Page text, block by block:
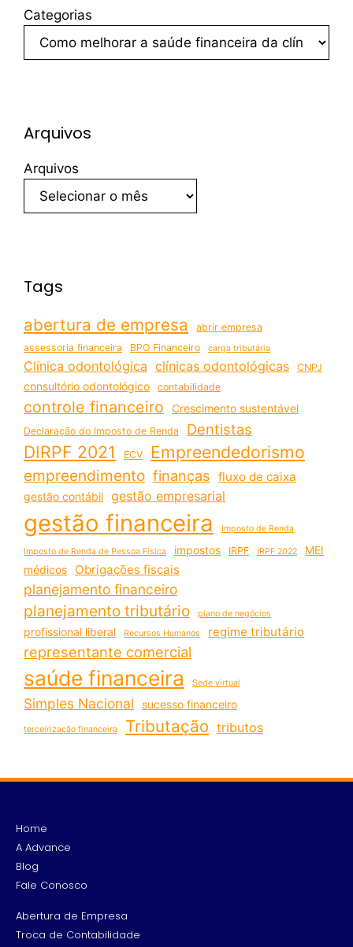
Categorias
Arquivos
Arquivos
Tags
abertura de empresa
abrir empresa
assessoria financeira
BPO Financeiro carga tributária
Clínica odontológica clínicas odontológicas CNPJ
consultório odontológico contabilidade
controle financeiro Crescimento sustentável
Declaração do Imposto de Renda Dentistas
DIRPF 2021 ECV Empreendedorismo
empreendimento finanças fluxo de caixa
gestão contábil gestão empresarial
gestão financeira Imposto de Renda
Imposto de Renda de Pessoa Física impostos IRPF IRPF 2022
MEI
médicos
Obrigações fiscais
planejamento financeiro
planejamento tributário plano de negócios
profissional liberal Recursos Humanos regime tributário
representante comercial
saúde financeira Sede virtual
Simples Nacional sucesso financeiro
terceirização financeira Tributação tributos
Home
A Advance
Blog
Fale Conosco
Abertura de Empresa
Troca de Contabilidade